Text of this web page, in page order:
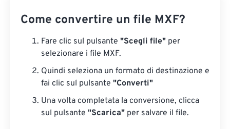
Come convertire un file MXF?
Fare clic sul pulsante "Scegli file" per
selezionare i file MXF.
Quindi seleziona un formato di destinazione e
fai clic sul pulsante "Converti"
Una volta completata la conversione, clicca
sul pulsante "Scarica" ​​per salvare il file.